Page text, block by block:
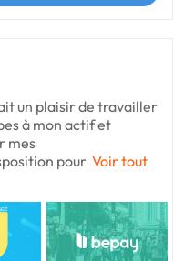
un plaisir de travailler
à mon actif et
mes
pour Voir tout